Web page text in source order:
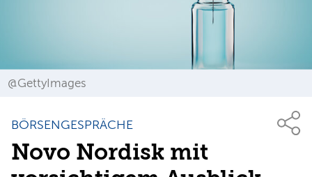
@GettyImages
BÖRSENGESPRÄCHE
Novo Nordisk mit